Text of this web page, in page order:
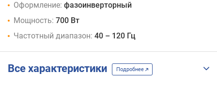
Оформление: фазоинверторный
Мощность: 700 Вт
Частотный диапазон: 40 – 120 Гц
Все характеристики Подробнее